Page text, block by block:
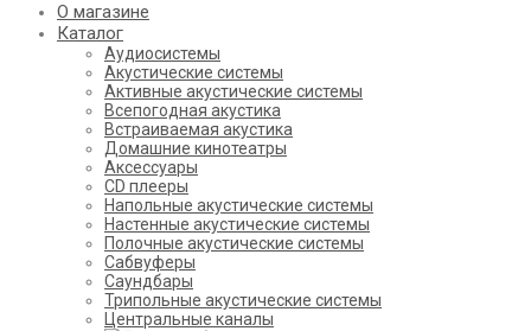
О магазине
Каталог
Аудиосистемы
Акустические системы
Активные акустические системы
Всепогодная акустика
Встраиваемая акустика
Домашние кинотеатры
Аксессуары
CD плееры
Напольные акустические системы
Настенные акустические системы
Полочные акустические системы
Сабвуферы
Саундбары
Трипольные акустические системы
Центральные каналы